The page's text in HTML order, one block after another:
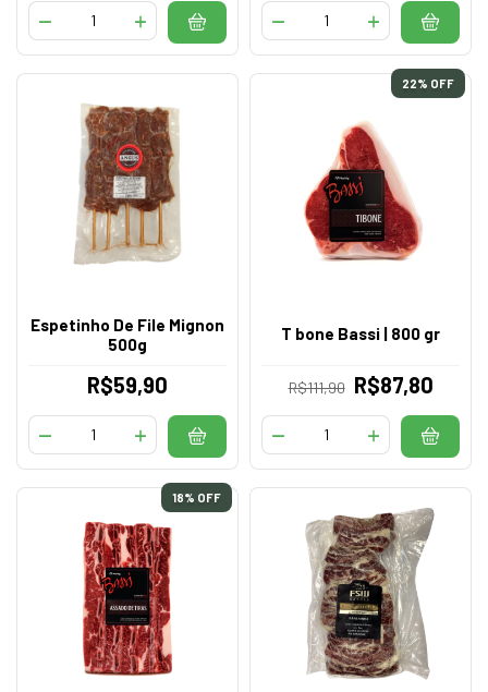
Espetinho De File Mignon
500g
R$59,90
22% OFF
T bone Bassi | 800 gr
R$111,90 R$87,80
18% OFF